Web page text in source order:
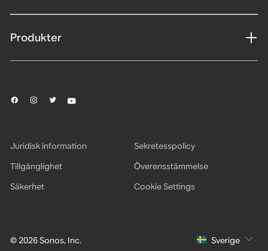
Produkter
© 2026 Sonos, Inc.
Juridisk information
Sekretesspolicy
Tillgänglighet
Överensstämmelse
Säkerhet
Cookie Settings
Sverige